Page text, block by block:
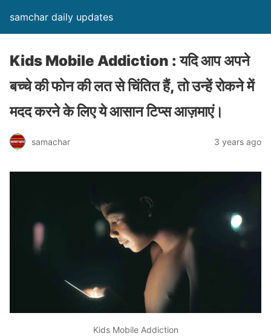
samchar daily updates
Kids Mobile Addiction : यदि आप अपने
बच्चे की फोन की लत से चिंतित हैं, तो उन्हें रोकने में
मदद करने के लिए ये आसान टिप्स आज़माएं।
samachar 3 years ago
Kids Mobile Addiction